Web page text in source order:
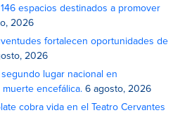
espacios destinados a promover
2026
fortalecen oportunidades de
2026
lugar nacional en
encefálica. 6 agosto, 2026
cobra vida en el Teatro Cervantes